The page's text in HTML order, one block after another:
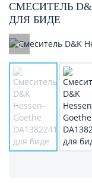
СМЕСИТЕЛЬ D&K
ДЛЯ БИДЕ